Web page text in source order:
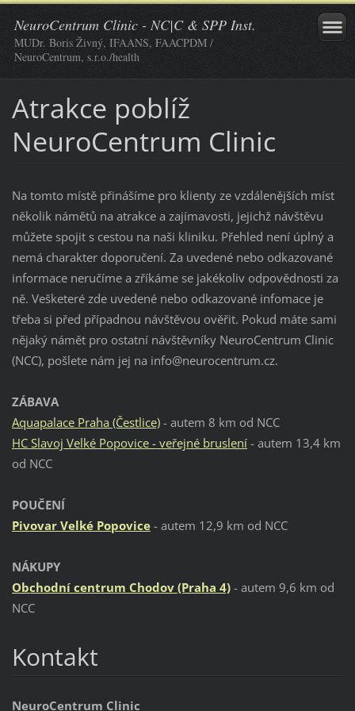
NeuroCentrum Clinic - NC|C & SPP Inst.
MUDr. Boris Živný, IFAANS, FAACPDM /
NeuroCentrum, s.r.o./health
Atrakce poblíž
NeuroCentrum Clinic
Na tomto místě přinášíme pro klienty ze vzdálenějších míst
několik námětů na atrakce a zajímavosti, jejichž návštěvu
můžete spojit s cestou na naši kliniku. Přehled není úplný a
nemá charakter doporučení. Za uvedené nebo odkazované
informace neručíme a zříkáme se jakékoliv odpovědnosti za
ně. Vešketeré zde uvedené nebo odkazované infomace je
třeba si před případnou návštěvou ověřit. Pokud máte sami
nějaký námět pro ostatní návštěvníky NeuroCentrum Clinic
(NCC), pošlete nám jej na info@neurocentrum.cz.
ZÁBAVA
Aquapalace Praha (Čestlice)- autem 8 km od NCC
HC Slavoj Velké Popovice - veřejné bruslení- autem 13,4 km
od NCC
POUČENÍ
Pivovar Velké Popovice- autem 12,9 km od NCC
NÁKUPY
Obchodní centrum Chodov (Praha 4) - autem 9,6 km od
NCC
Kontakt
NeuroCentrum Clinic